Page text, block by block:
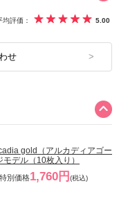
均評価： 5.00
せ
gold（アルカディアゴー
デル（10枚入り）
別価格1,760円 (税込)